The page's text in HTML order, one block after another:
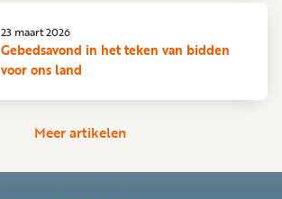
Gebedsavond in het teken van bidden
voor ons land
23 maart 2026
Meer artikelen